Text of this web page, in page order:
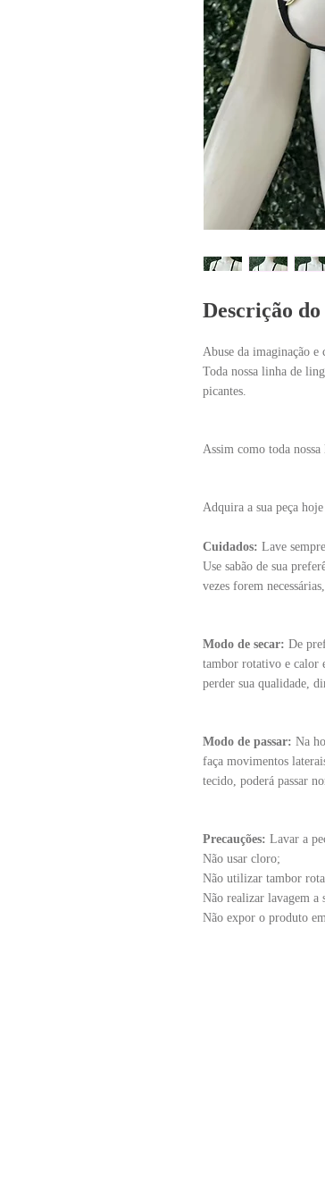
Descrição
Abuse da imaginação e
Toda nossa linha de
picantes.
Assim como toda nossa
Adquira a sua peça
Cuidados: Lave
Use sabão de sua
vezes forem
Modo de secar: De
tambor rotativo e calor
perder sua qualidade,
Modo de passar: Na
faça movimentos
tecido, poderá passar
Precauções: Lavar a
Não usar cloro;
Não utilizar tambor
Não realizar lavagem a
Não expor o produto